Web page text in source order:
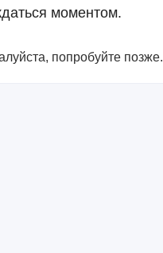
моментом.
попробуйте позже.